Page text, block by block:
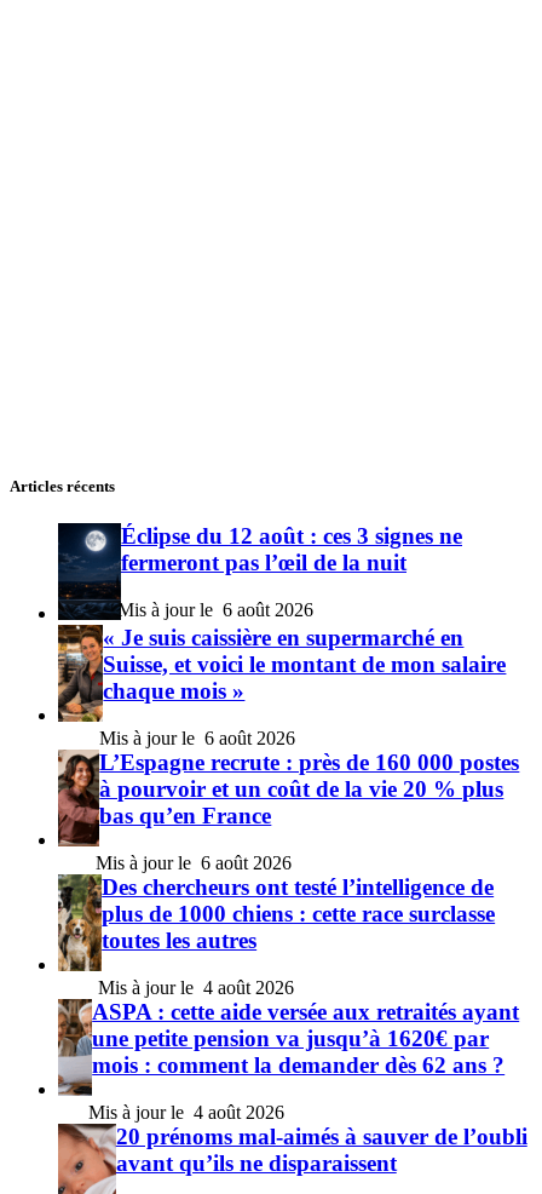
Articles récents
Éclipse du 12 août : ces 3 signes ne
fermeront pas l’œil de la nuit
6 août 2026
« Je suis caissière en supermarché en
Suisse, et voici le montant de mon salaire
chaque mois »
6 août 2026
L’Espagne recrute : près de 160 000 postes
à pourvoir et un coût de la vie 20 % plus
bas qu’en France
6 août 2026
Des chercheurs ont testé l’intelligence de
plus de 1000 chiens : cette race surclasse
toutes les autres
4 août 2026
ASPA : cette aide versée aux retraités ayant
une petite pension va jusqu’à 1620€ par
mois : comment la demander dès 62 ans ?
4 août 2026
20 prénoms mal-aimés à sauver de l’oubli
avant qu’ils ne disparaissent